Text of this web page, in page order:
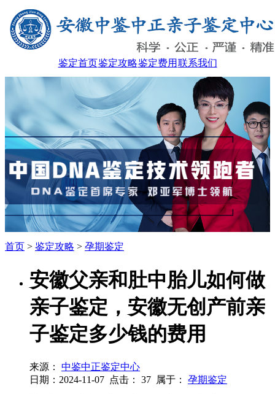
鉴定首页鉴定攻略鉴定费用 联系我们
首页 > 鉴定攻略 > 孕期鉴定
安徽父亲和肚中胎儿如何做
亲子鉴定，安徽无创产前亲
子鉴定多少钱的费用
来源：
中鉴中正鉴定中心
日期：2024-11-07 点击： 37 属于： 孕期鉴定